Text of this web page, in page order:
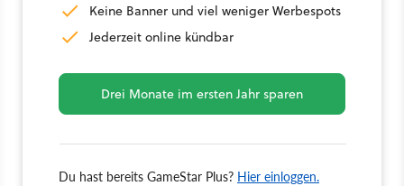
Keine Banner und viel weniger Werbespots
Jederzeit online kündbar
Drei Monate im ersten Jahr sparen
Du hast bereits GameStar Plus? Hier einloggen.